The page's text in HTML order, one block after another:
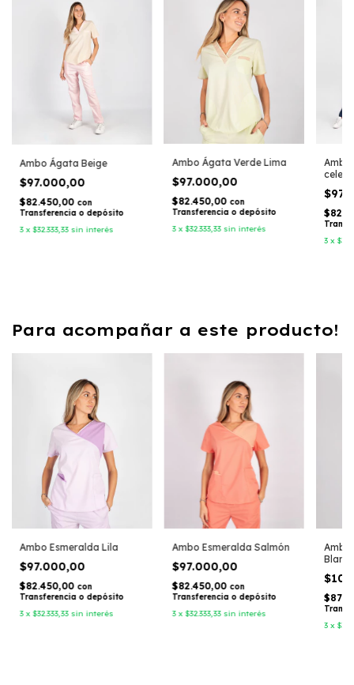
Ambo Ágata Beige
$97.000,00
$82.450,00 con
Transferencia o depósito
3 x$32.333,33 sin interés
Ambo Ágata Verde Lima
$97.000,00
$82.450,00 con
Transferencia o depósito
3 x$32.333,33 sin interés
Ambo
3 x
Para acompañar a este producto!
Ambo Esmeralda Lila
$97.000,00
$82.450,00 con
Transferencia o depósito
3 x$32.333,33 sin interés
Ambo Esmeralda Salmón
$97.000,00
$82.450,00 con
Transferencia o depósito
3 x$32.333,33 sin interés
Ambo
3 x